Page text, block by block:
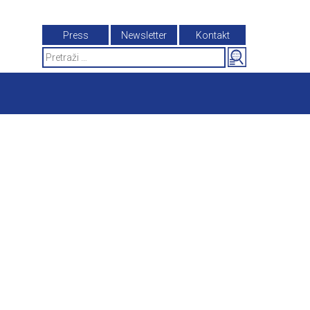
Press Newsletter
Kontakt
Search
for: